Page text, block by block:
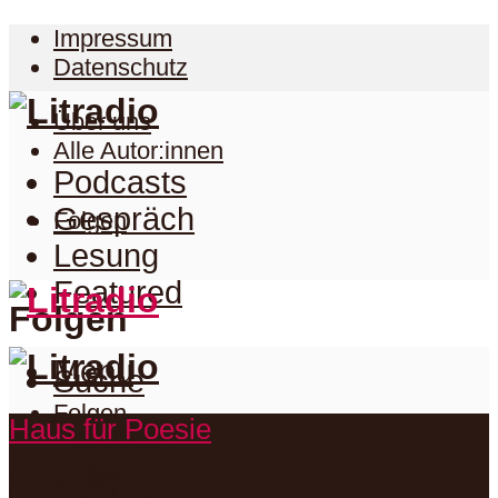
Impressum
Datenschutz
Über uns
Alle Autor:innen
Folgen
Folgen
Folgen
Facebook
Podcasts
Gespräch
Lesung
Featured
Menu
Suche
Podcasts
Haus für Poesie